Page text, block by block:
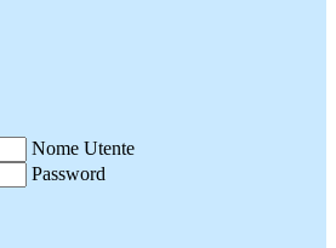
Nome Utente
Password